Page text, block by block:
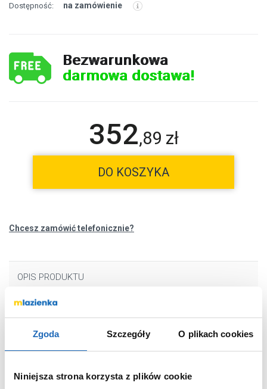
Zgoda Szczegóły O plikach cookies
Niniejsza strona korzysta z plików cookie
Dostępność: na zamówienie
Bezwarunkowa
darmowa dostawa!
352,89 zł
DO KOSZYKA
Chcesz zamówić telefonicznie?
OPIS PRODUKTU
Rodzaj
liniowy